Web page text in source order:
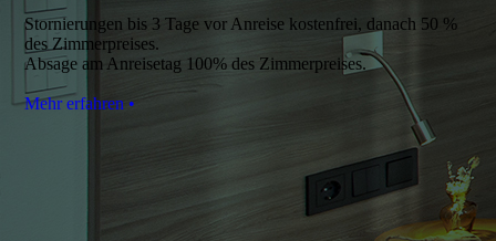
Stornierungen bis 3 Tage vor Anreise kostenfrei, danach 50 %
des Zimmerpreises.
Absage am Anreisetag 100% des Zimmerpreises.
Mehr erfahren •